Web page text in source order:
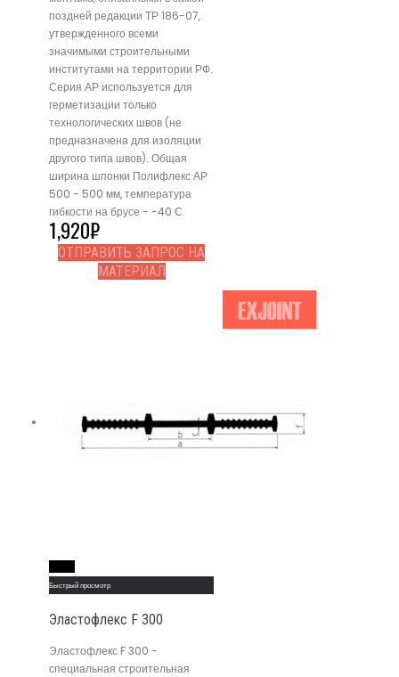
поздней редакции ТР 186-07,
утвержденного всеми
значимыми строительными
институтами на территории РФ.
Серия АР используется для
герметизации только
технологических швов (не
предназначена для изоляции
другого типа швов). Общая
ширина шпонки Полифлекс АР
500 - 500 мм, температура
гибкости на брусе - -40 С.
1,920₽
ОТПРАВИТЬ ЗАПРОС НА
МАТЕРИАЛ
Быстрый просмотр
Эластофлекс F 300
Эластофлекс F 300 -
специальная строительная